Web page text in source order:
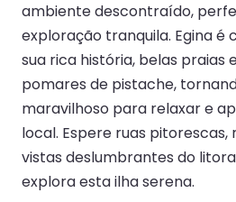
ambiente descontraído,
exploração tranquila. Egina é
sua rica história, belas praias
pomares de pistache,
maravilhoso para relaxar e
local. Espere ruas pitorescas,
vistas deslumbrantes do
explora esta ilha serena.